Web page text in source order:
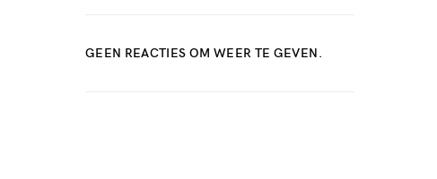
GEEN REACTIES OM WEER TE GEVEN.